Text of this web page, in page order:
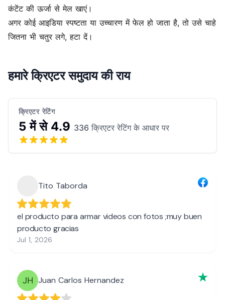
कंटेंट की ऊर्जा से मेल खाएं।
अगर कोई आइडिया स्पष्टता या उच्चारण में फेल हो जाता है, तो उसे चाहे
जितना भी चतुर लगे, हटा दें।
हमारे क्रिएटर समुदाय की राय
क्रिएटर रेटिंग
5 में से 4.9 336 क्रिएटर रेटिंग के आधार पर